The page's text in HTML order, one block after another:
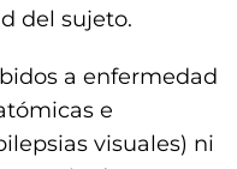
del sujeto.
a enfermedad
e
visuales) ni